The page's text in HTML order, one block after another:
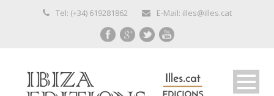
Tel: (+34) 619281862 E-Mail: illes@illes.cat